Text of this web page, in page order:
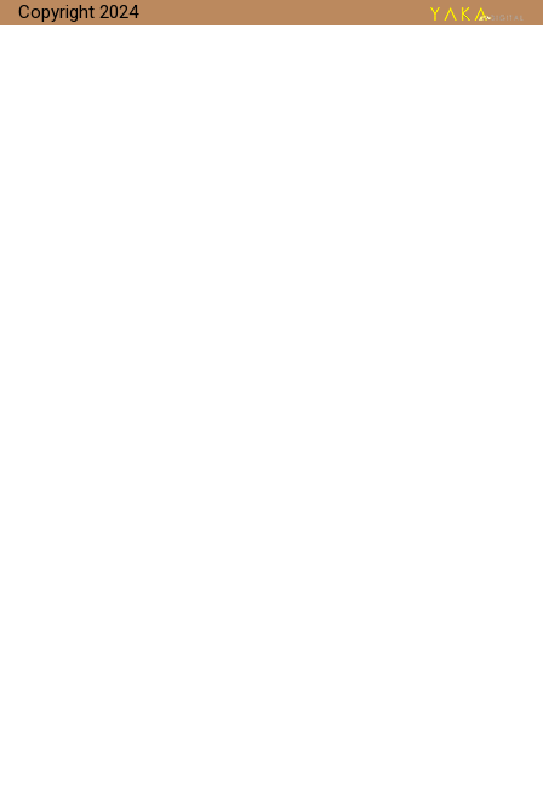
Copyright 2024